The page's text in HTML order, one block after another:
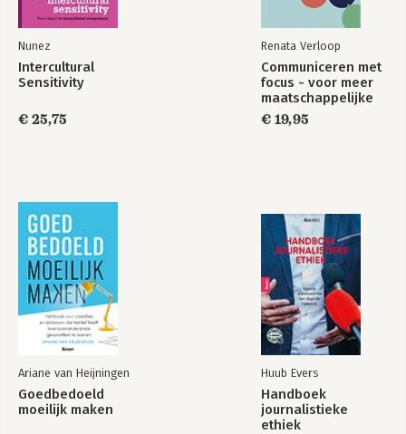
Nunez
Intercultural
Sensitivity
€ 25,75
Renata Verloop
Communiceren met
focus - voor meer
maatschappelijke
impact
€ 19,95
Ariane van Heijningen
Goedbedoeld
moeilijk maken
Huub Evers
Handboek
journalistieke
ethiek